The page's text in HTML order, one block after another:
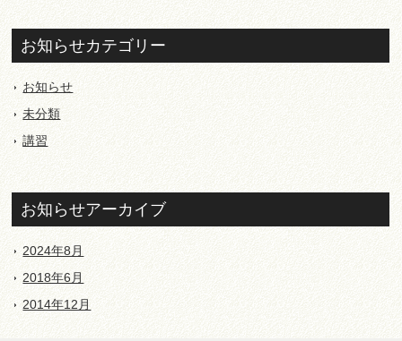
お知らせカテゴリー
お知らせ
未分類
講習
お知らせアーカイブ
2024年8月
2018年6月
2014年12月